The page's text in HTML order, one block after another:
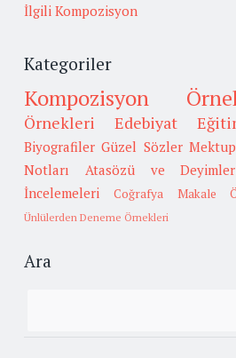
İlgili Kompozisyon
Kategoriler
Kompozisyon
Örnekleri
Edebiyat
Biyografiler Güzel Sözler
Notları
Atasözü ve
İncelemeleri
Coğrafya Makale
Ünlülerden Deneme Örnekleri
Ara